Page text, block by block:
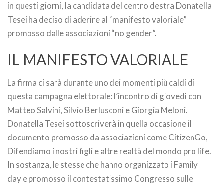
in questi giorni, la candidata del centro destra Donatella
Tesei ha deciso di aderire al “manifesto valoriale”
promosso dalle associazioni “no gender”.
IL MANIFESTO VALORIALE
La firma ci sarà durante uno dei momenti più caldi di
questa campagna elettorale: l’incontro di giovedì con
Matteo Salvini, Silvio Berlusconi e Giorgia Meloni.
Donatella Tesei sottoscriverà in quella occasione il
documento promosso da associazioni come CitizenGo,
Difendiamo i nostri figli e altre realtà del mondo pro life.
In sostanza, le stesse che hanno organizzato i Family
day e promosso il contestatissimo Congresso sulle